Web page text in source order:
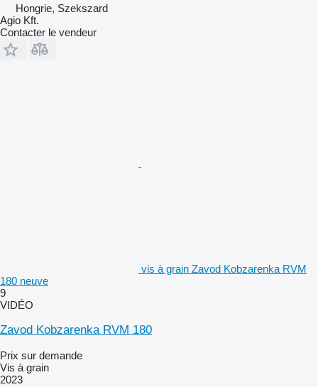
Hongrie, Szekszard
Agio Kft.
Contacter le vendeur
vis à grain Zavod Kobzarenka RVM
180 neuve
9
VIDÉO
Zavod Kobzarenka RVM 180
Prix sur demande
Vis à grain
2023